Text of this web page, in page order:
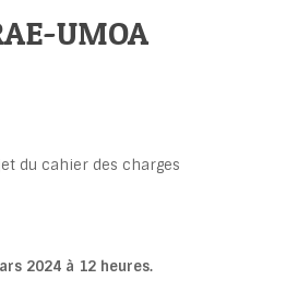
UMOA
du cahier des charges
2024 à 12 heures.